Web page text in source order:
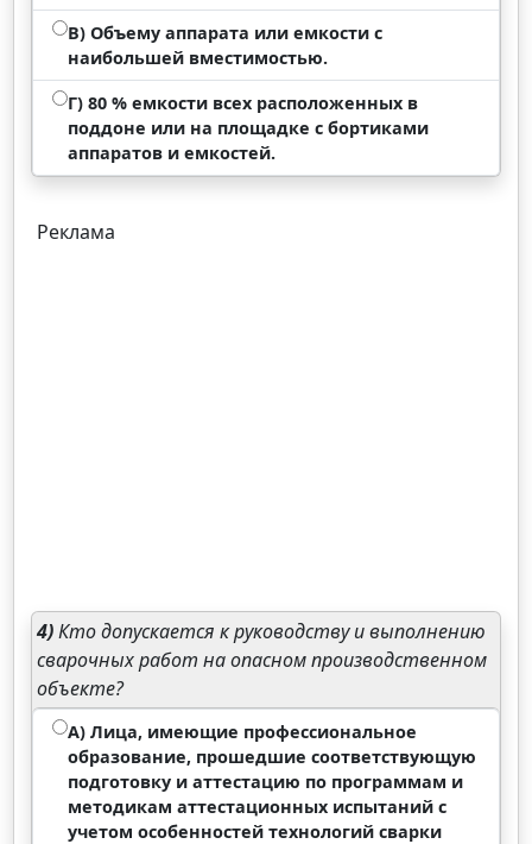
В) Объему аппарата или емкости с
наибольшей вместимостью.
Г) 80 % емкости всех расположенных в
поддоне или на площадке с бортиками
аппаратов и емкостей.
Реклама
4)Кто допускается к руководству и выполнению
сварочных работ на опасном производственном
объекте?
А) Лица, имеющие профессиональное
образование, прошедшие соответствующую
подготовку и аттестацию по программам и
методикам аттестационных испытаний с
учетом особенностей технологий сварки